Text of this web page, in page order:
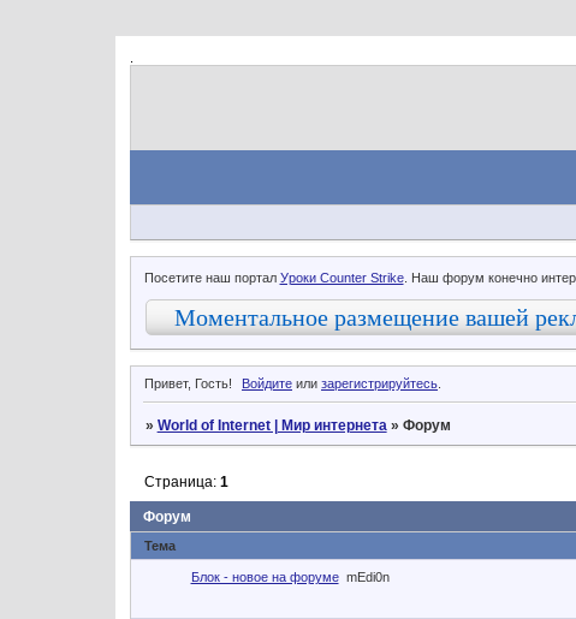
Посетите наш портал Уроки Counter Strike. Наш форум конечно
Моментальное размещение вашей
Привет, Гость! Войдите илизарегистрируйтесь.
» World of Internet | Мир интернета » Форум
Форум
Страница: 1
Тема
Блок - новое на форуме mEdi0n